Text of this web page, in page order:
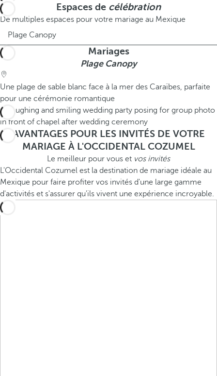
Espaces de célébration
De multiples espaces pour votre mariage au Mexique
Plage Canopy
Mariages
Plage Canopy
Une plage de sable blanc face à la mer des Caraïbes, parfaite
pour une cérémonie romantique
AVANTAGES POUR LES INVITÉS DE VOTRE
MARIAGE À L'OCCIDENTAL COZUMEL
Le meilleur pour vous et vos invités
L'Occidental Cozumel est la destination de mariage idéale au
Mexique pour faire profiter vos invités d'une large gamme
d'activités et s'assurer qu'ils vivent une expérience incroyable.